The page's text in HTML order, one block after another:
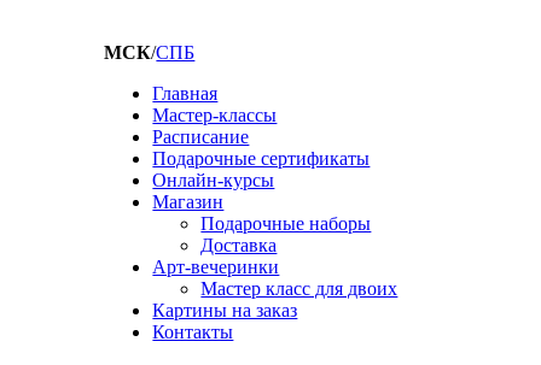
МСК/СПБ
Главная
Мастер-классы
Расписание
Подарочные сертификаты
Онлайн-курсы
Магазин
Подарочные наборы
Доставка
Арт-вечеринки
Мастер класс для двоих
Картины на заказ
Контакты